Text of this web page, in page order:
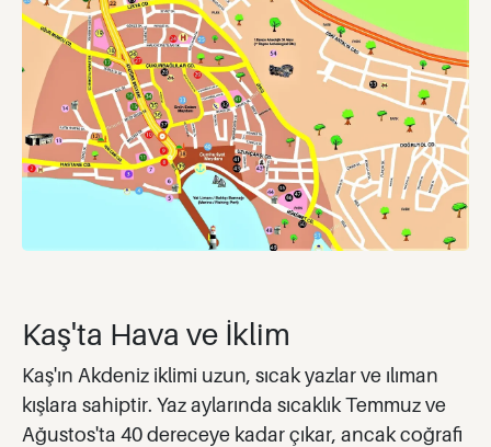
Kaş'ta Hava ve İklim
Kaş'ın Akdeniz iklimi uzun, sıcak yazlar ve ılıman
kışlara sahiptir. Yaz aylarında sıcaklık Temmuz ve
Ağustos'ta 40 dereceye kadar çıkar, ancak coğrafi